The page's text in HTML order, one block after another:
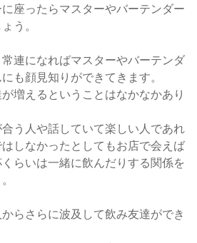
座ったらマスターやバーテンダー
う。
連になればマスターやバーテンダ
も顔見知りができてきます。
増えるということはなかなかあり
う人や話していて楽しい人であれ
しなかったとしてもお店で会えば
らいは一緒に飲んだりする関係を
らさらに波及して飲み友達ができ